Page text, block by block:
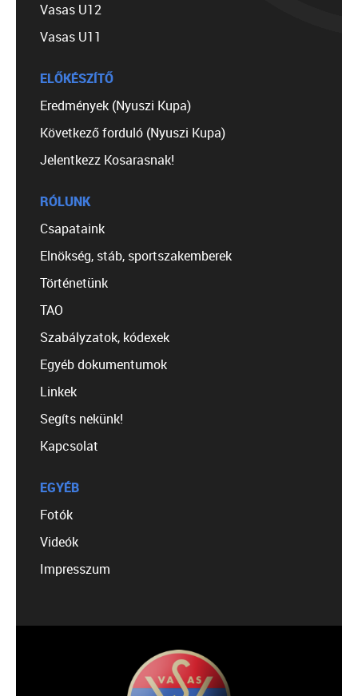
Vasas U12
Vasas U11
ELŐKÉSZÍTŐ
Eredmények (Nyuszi Kupa)
Következő forduló (Nyuszi Kupa)
Jelentkezz Kosarasnak!
RÓLUNK
Csapataink
Elnökség, stáb, sportszakemberek
Történetünk
TAO
Szabályzatok, kódexek
Egyéb dokumentumok
Linkek
Segíts nekünk!
Kapcsolat
EGYÉB
Fotók
Videók
Impresszum